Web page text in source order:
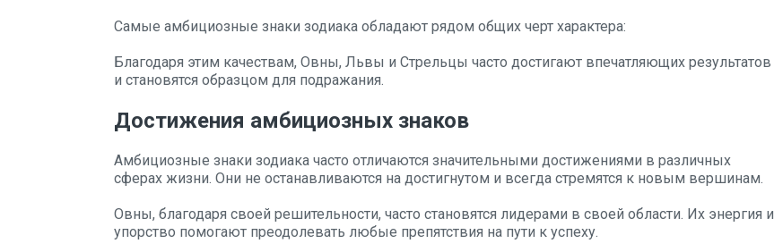
Самые амбициозные знаки зодиака обладают рядом общих черт характера:
Благодаря этим качествам, Овны, Львы и Стрельцы часто достигают впечатляющих результатов
и становятся образцом для подражания.
Достижения амбициозных знаков
Амбициозные знаки зодиака часто отличаются значительными достижениями в различных
сферах жизни. Они не останавливаются на достигнутом и всегда стремятся к новым вершинам.
Овны, благодаря своей решительности, часто становятся лидерами в своей области. Их энергия и
упорство помогают преодолевать любые препятствия на пути к успеху.